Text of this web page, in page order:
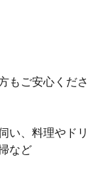
もご安心くださ
い、料理やドリ
など